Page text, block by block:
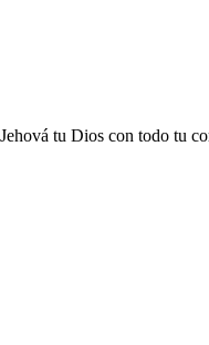
tu Dios con todo tu